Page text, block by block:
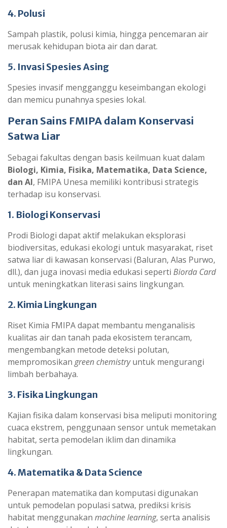
4. Polusi
Sampah plastik, polusi kimia, hingga pencemaran air
merusak kehidupan biota air dan darat.
5. Invasi Spesies Asing
Spesies invasif mengganggu keseimbangan ekologi
dan memicu punahnya spesies lokal.
Peran Sains FMIPA dalam Konservasi
Satwa Liar
Sebagai fakultas dengan basis keilmuan kuat dalam
Biologi, Kimia, Fisika, Matematika, Data Science,
dan AI, FMIPA Unesa memiliki kontribusi strategis
terhadap isu konservasi.
1. Biologi Konservasi
Prodi Biologi dapat aktif melakukan eksplorasi
biodiversitas, edukasi ekologi untuk masyarakat, riset
satwa liar di kawasan konservasi (Baluran, Alas Purwo,
dll.), dan juga inovasi media edukasi seperti Biorda Card
untuk meningkatkan literasi sains lingkungan.
2. Kimia Lingkungan
Riset Kimia FMIPA dapat membantu menganalisis
kualitas air dan tanah pada ekosistem terancam,
mengembangkan metode deteksi polutan,
mempromosikan green chemistryuntuk mengurangi
limbah berbahaya.
3. Fisika Lingkungan
Kajian fisika dalam konservasi bisa meliputi monitoring
cuaca ekstrem, penggunaan sensor untuk memetakan
habitat, serta pemodelan iklim dan dinamika
lingkungan.
4. Matematika & Data Science
Penerapan matematika dan komputasi digunakan
untuk pemodelan populasi satwa, prediksi krisis
habitat menggunakan machine learning, serta analisis